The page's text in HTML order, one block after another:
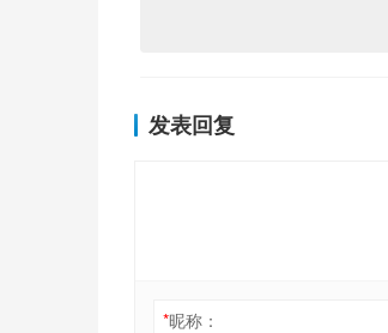
发表回复
*昵称：